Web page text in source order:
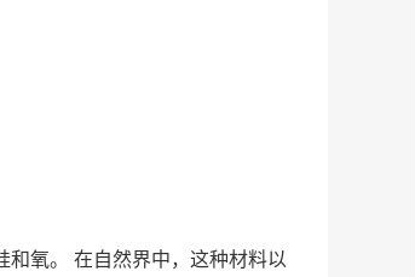
氧。 在自然界中，这种材料以